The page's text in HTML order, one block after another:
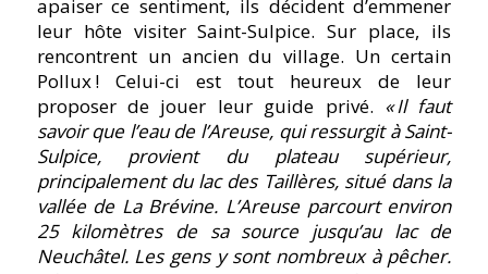
apaiser ce sentiment, ils décident d’emmener
leur hôte visiter Saint-Sulpice. Sur place, ils
rencontrent un ancien du village. Un certain
Pollux ! Celui-ci est tout heureux de leur
proposer de jouer leur guide privé. « Il faut
savoir que l’eau de l’Areuse, qui ressurgit à Saint-
Sulpice, provient du plateau supérieur,
principalement du lac des Taillères, situé dans la
vallée de La Brévine. L’Areuse parcourt environ
25 kilomètres de sa source jusqu’au lac de
Neuchâtel. Les gens y sont nombreux à pêcher.